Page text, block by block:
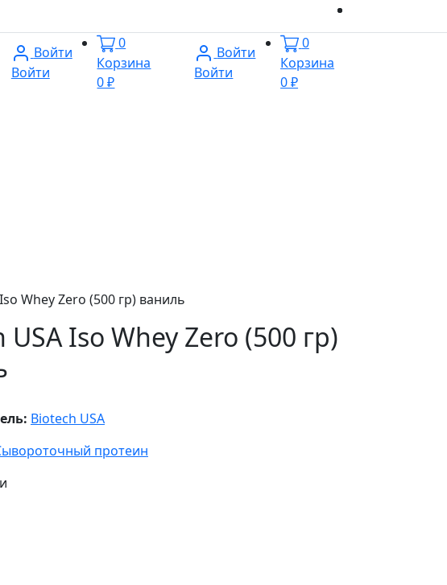
Войти
Войти
0
Корзина
0 ₽
Войти
Войти
0
Корзина
0 ₽
Whey Zero (500 гр) ваниль
USA Iso Whey Zero (500 гр)
Biotech USA
протеин